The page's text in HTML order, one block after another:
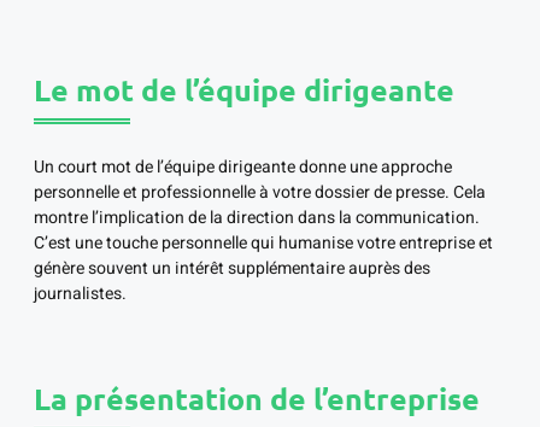
Le mot de l’équipe dirigeante
Un court mot de l’équipe dirigeante donne une approche
personnelle et professionnelle à votre dossier de presse. Cela
montre l’implication de la direction dans la communication.
C’est une touche personnelle qui humanise votre entreprise et
génère souvent un intérêt supplémentaire auprès des
journalistes.
La présentation de l’entreprise